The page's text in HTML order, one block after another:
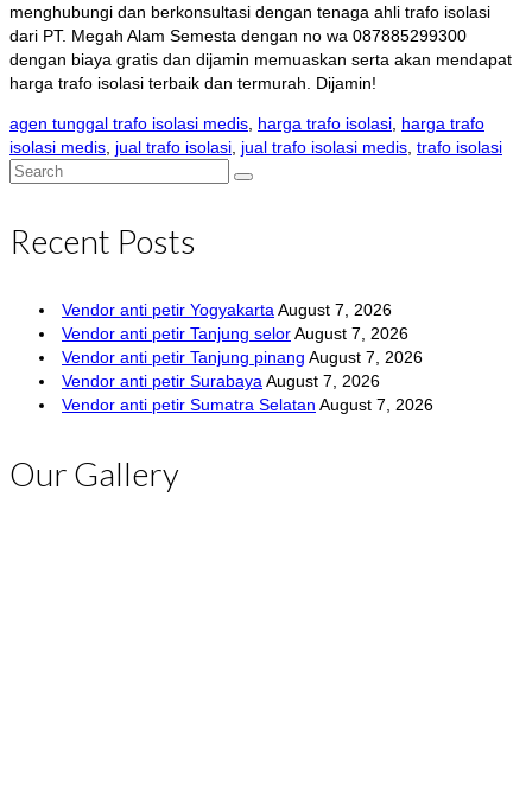
menghubungi dan berkonsultasi dengan tenaga ahli trafo isolasi
dari PT. Megah Alam Semesta dengan no wa 087885299300
dengan biaya gratis dan dijamin memuaskan serta akan mendapat
harga trafo isolasi terbaik dan termurah. Dijamin!
agen tunggal trafo isolasi medis harga trafo isolasi harga trafo
isolasi medis jual trafo isolasi jual trafo isolasi medis trafo isolasi
Search
Recent Posts
Vendor anti petir Yogyakarta August 7, 2026
Vendor anti petir Tanjung selorAugust 7, 2026
Vendor anti petir Tanjung pinang August 7, 2026
Vendor anti petir Surabaya August 7, 2026
Vendor anti petir Sumatra Selatan August 7, 2026
Our Gallery